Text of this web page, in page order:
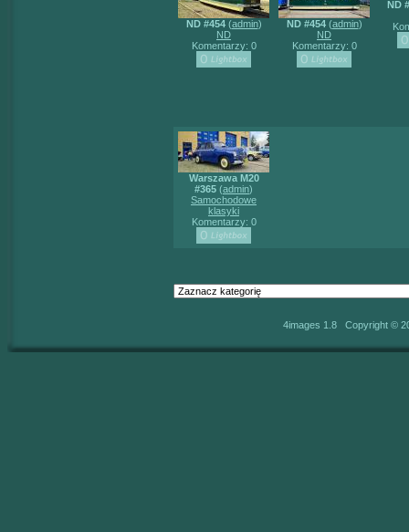
ND #454(admin)
ND
Komentarzy: 0
ND #454(admin)
ND
Komentarzy: 0
ND
Warszawa M20
#365 (admin)
Samochodowe
klasyki
Komentarzy: 0
4images 1.8 Copyright ©